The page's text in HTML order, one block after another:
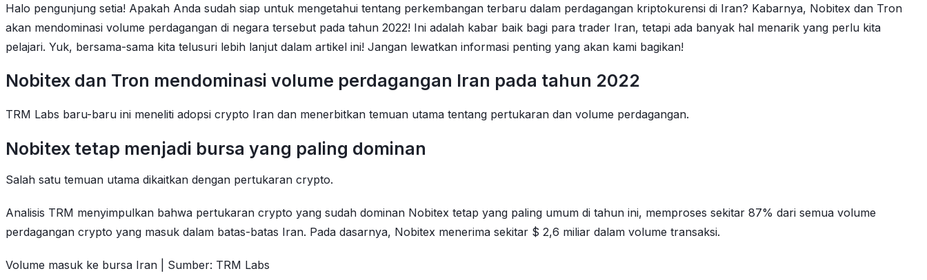
Halo pengunjung setia! Apakah Anda sudah siap untuk mengetahui tentang perkembangan terbaru dalam perdagangan kriptokurensi di Iran? Kabarnya, Nobitex dan Tron
akan mendominasi volume perdagangan di negara tersebut pada tahun 2022! Ini adalah kabar baik bagi para trader Iran, tetapi ada banyak hal menarik yang perlu kita
pelajari. Yuk, bersama-sama kita telusuri lebih lanjut dalam artikel ini! Jangan lewatkan informasi penting yang akan kami bagikan!
Nobitex dan Tron mendominasi volume perdagangan Iran pada tahun 2022
TRM Labs baru-baru ini meneliti adopsi crypto Iran dan menerbitkan temuan utama tentang pertukaran dan volume perdagangan.
Nobitex tetap menjadi bursa yang paling dominan
Salah satu temuan utama dikaitkan dengan pertukaran crypto.
Analisis TRM menyimpulkan bahwa pertukaran crypto yang sudah dominan Nobitex tetap yang paling umum di tahun ini, memproses sekitar 87% dari semua volume
perdagangan crypto yang masuk dalam batas-batas Iran. Pada dasarnya, Nobitex menerima sekitar $ 2,6 miliar dalam volume transaksi.
Volume masuk ke bursa Iran | Sumber: TRM Labs